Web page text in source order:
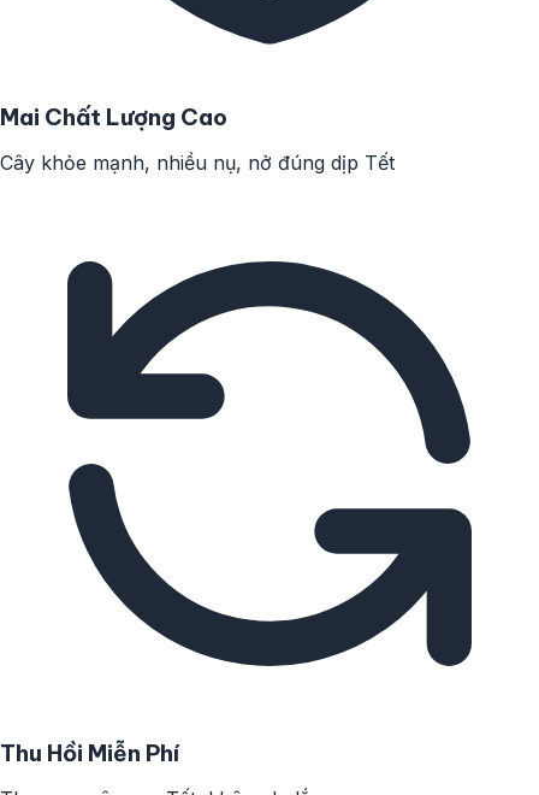
Mai Chất Lượng Cao
Cây khỏe mạnh, nhiều nụ, nở đúng dịp Tết
Thu Hồi Miễn Phí